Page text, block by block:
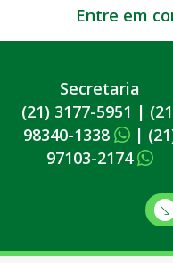
Entre em
Secretaria
(21) 3177-5951 |
98340-1338
|
97103-2174